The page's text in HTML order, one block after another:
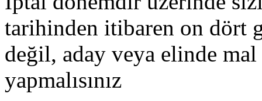
tarihinden itibaren on dört
değil, aday veya elinde
yapmalısınız